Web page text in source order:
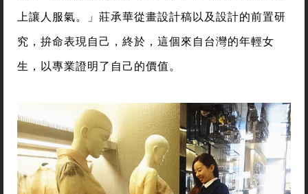
上讓人服氣。」莊承華從畫設計稿以及設計的前置研
究，拚命表現自己，終於，這個來自台灣的年輕女
生，以專業證明了自己的價值。